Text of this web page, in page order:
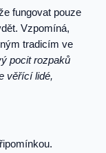
fungovat pouze
Vzpomíná,
tradicím ve
pocit rozpaků
věřící lidé,